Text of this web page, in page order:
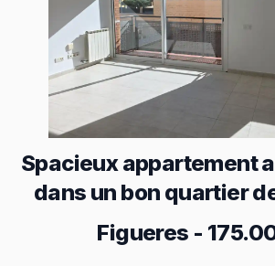
Spacieux appartement
dans un bon quartier
Figueres -